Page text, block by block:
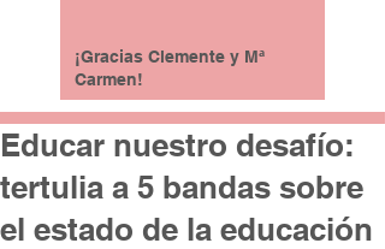
¡Gracias Clemente y Mª
Carmen!
Educar nuestro desafío:
tertulia a 5 bandas sobre
el estado de la educación